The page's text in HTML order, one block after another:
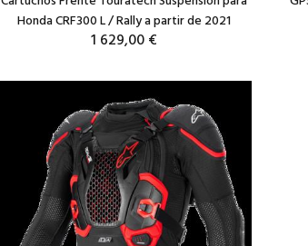
Honda CRF300 L / Rally a partir de 2021
1 629,00 €